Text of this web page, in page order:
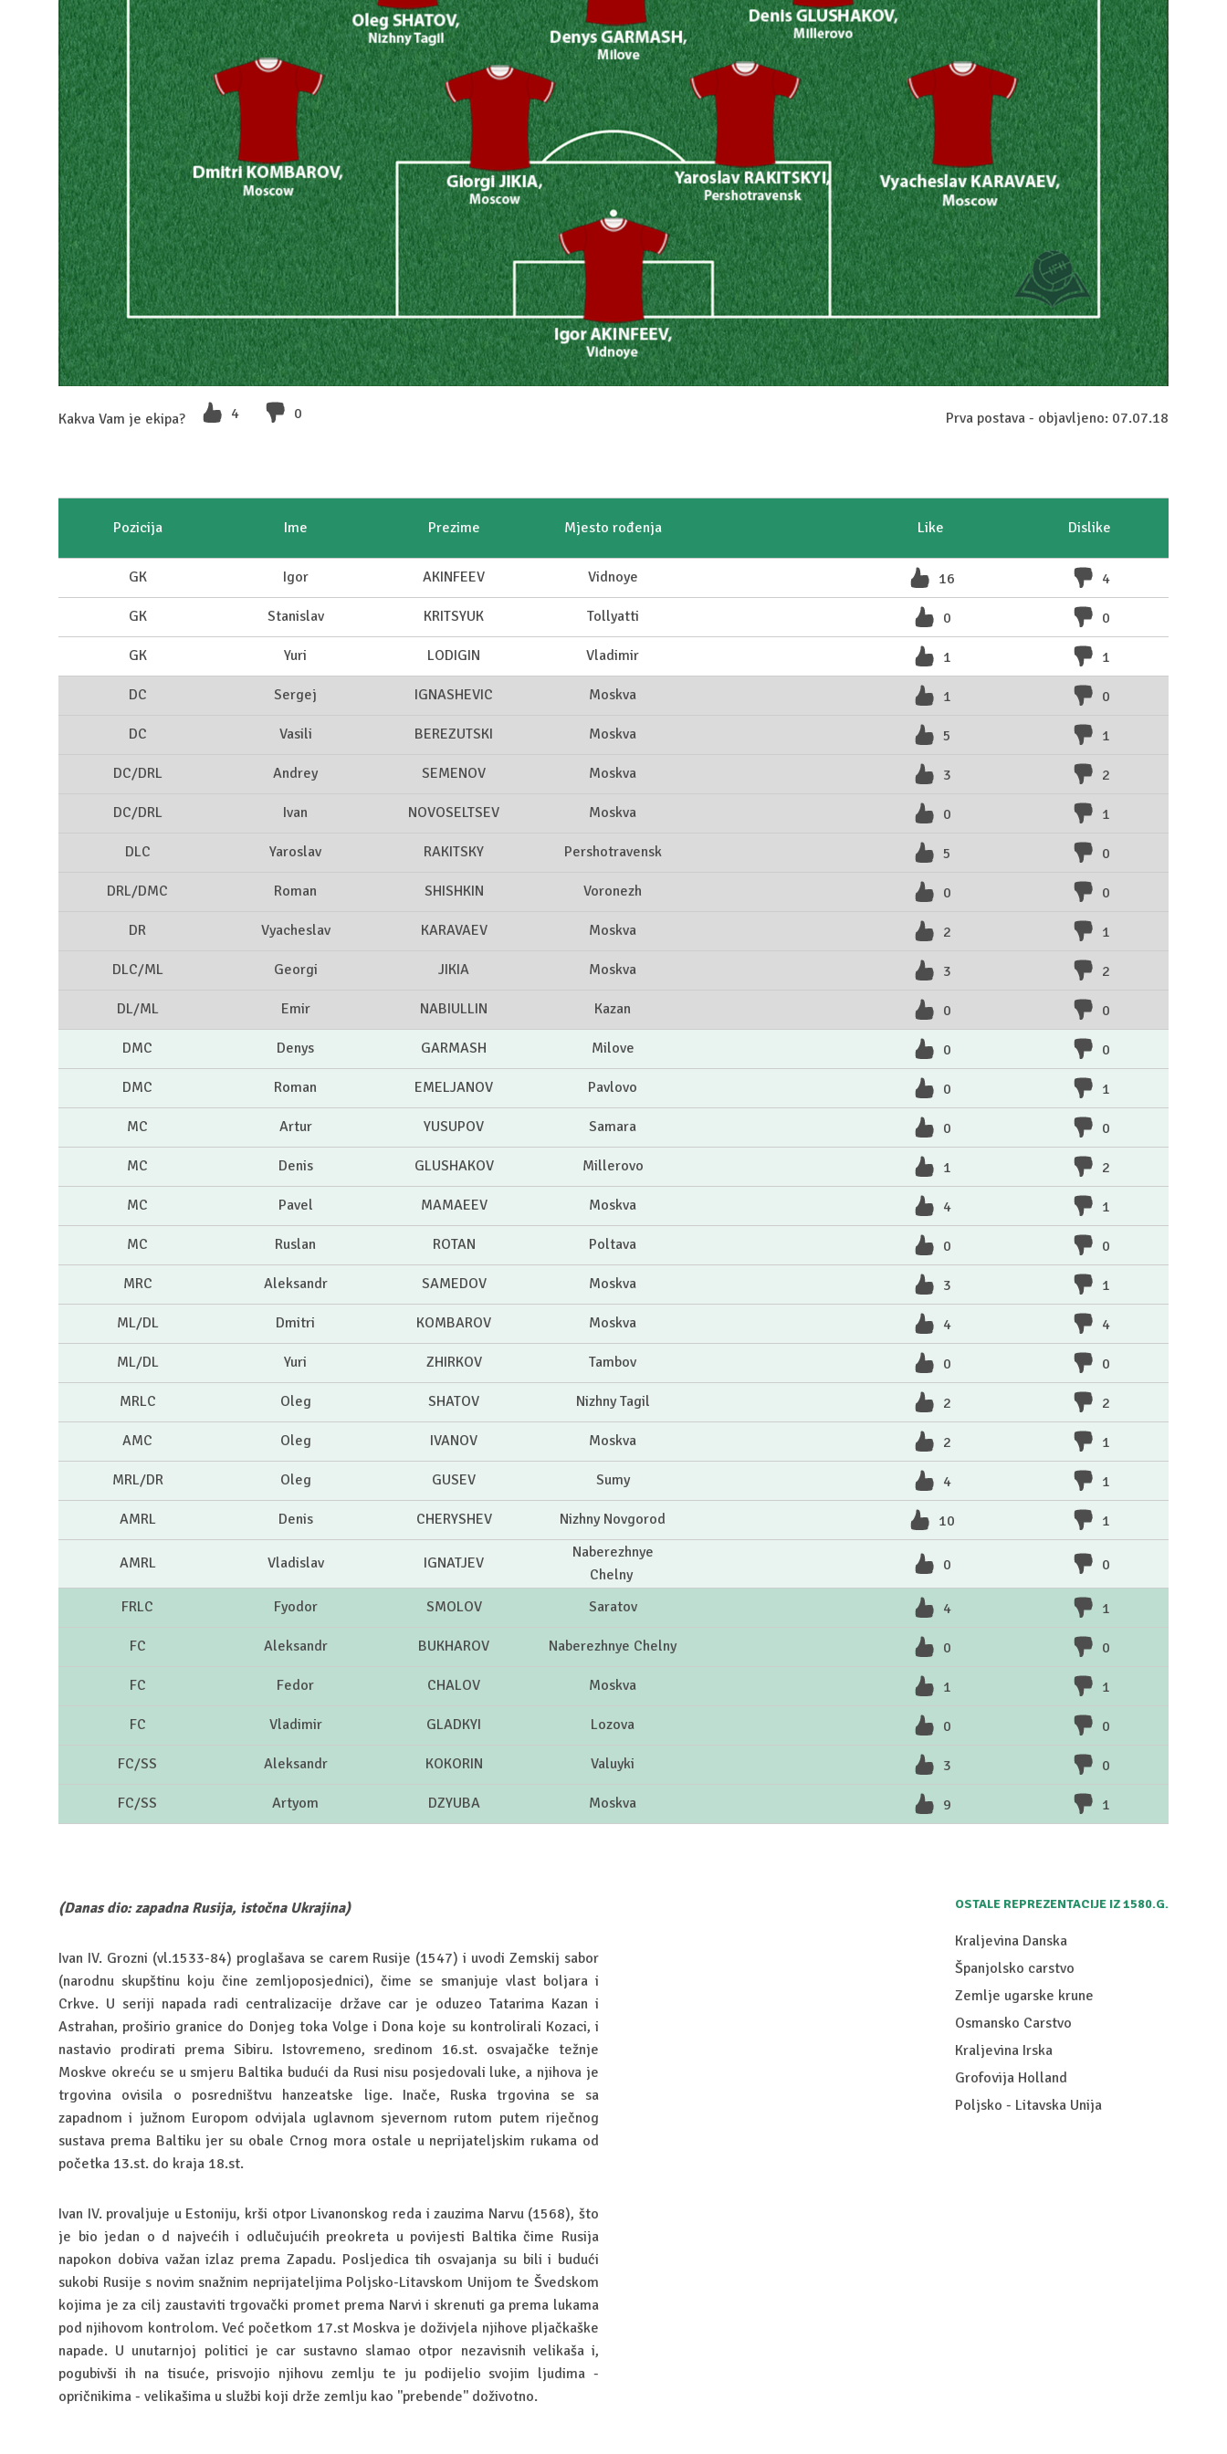
Kakva Vam je ekipa? 4 0 Prva postava - objavljeno: 07.07.18
Pozicija Ime Prezime Mjesto rođenja Like Dislike
GK Igor AKINFEEV Vidnoye 16 4
GK Stanislav KRITSYUK Tollyatti 0 0
GK Yuri LODIGIN Vladimir 1 1
DC Sergej IGNASHEVIC Moskva 1 0
DC Vasili BEREZUTSKI Moskva 5 1
DC/DRL Andrey SEMENOV Moskva 3 2
DC/DRL Ivan NOVOSELTSEV Moskva 0 1
DLC Yaroslav RAKITSKY Pershotravensk 5 0
DRL/DMC Roman SHISHKIN Voronezh 0 0
DR Vyacheslav KARAVAEV Moskva 2 1
DLC/ML Georgi JIKIA Moskva 3 2
DL/ML Emir NABIULLIN Kazan 0 0
DMC Denys GARMASH Milove 0 0
DMC Roman EMELJANOV Pavlovo 0 1
MC Artur YUSUPOV Samara 0 0
MC Denis GLUSHAKOV Millerovo 1 2
MC Pavel MAMAEEV Moskva 4 1
MC Ruslan ROTAN Poltava 0 0
MRC Aleksandr SAMEDOV Moskva 3 1
ML/DL Dmitri KOMBAROV Moskva 4 4
ML/DL Yuri ZHIRKOV Tambov 0 0
MRLC Oleg SHATOV Nizhny Tagil 2 2
AMC Oleg IVANOV Moskva 2 1
MRL/DR Oleg GUSEV Sumy 4 1
AMRL Denis CHERYSHEV Nizhny Novgorod 10 1
AMRL Vladislav IGNATJEV
Naberezhnye
Chelny
0 0
FRLC Fyodor SMOLOV Saratov 4 1
FC Aleksandr BUKHAROV Naberezhnye Chelny 0 0
FC Fedor CHALOV Moskva 1 1
FC Vladimir GLADKYI Lozova 0 0
FC/SS Aleksandr KOKORIN Valuyki 3 0
FC/SS Artyom DZYUBA Moskva 9 1
(Danas dio: zapadna Rusija, istočna Ukrajina)
Ivan IV. Grozni (vl.1533-84) proglašava se carem Rusije (1547) i uvodi Zemskij sabor
(narodnu skupštinu koju čine zemljoposjednici), čime se smanjuje vlast boljara i
Crkve. U seriji napada radi centralizacije države car je oduzeo Tatarima Kazan i
Astrahan, proširio granice do Donjeg toka Volge i Dona koje su kontrolirali Kozaci, i
nastavio prodirati prema Sibiru. Istovremeno, sredinom 16.st. osvajačke težnje
Moskve okreću se u smjeru Baltika budući da Rusi nisu posjedovali luke, a njihova je
trgovina ovisila o posredništvu hanzeatske lige. Inače, Ruska trgovina se sa
zapadnom i južnom Europom odvijala uglavnom sjevernom rutom putem riječnog
sustava prema Baltiku jer su obale Crnog mora ostale u neprijateljskim rukama od
početka 13.st. do kraja 18.st.
Ivan IV. provaljuje u Estoniju, krši otpor Livanonskog reda i zauzima Narvu (1568), što
je bio jedan o d najvećih i odlučujućih preokreta u povijesti Baltika čime Rusija
napokon dobiva važan izlaz prema Zapadu. Posljedica tih osvajanja su bili i budući
sukobi Rusije s novim snažnim neprijateljima Poljsko-Litavskom Unijom te Švedskom
kojima je za cilj zaustaviti trgovački promet prema Narvi i skrenuti ga prema lukama
pod njihovom kontrolom. Već početkom 17.st Moskva je doživjela njihove pljačkaške
napade. U unutarnjoj politici je car sustavno slamao otpor nezavisnih velikaša i,
pogubivši ih na tisuće, prisvojio njihovu zemlju te ju podijelio svojim ljudima -
opričnikima - velikašima u službi koji drže zemlju kao ''prebende'' doživotno.
OSTALE REPREZENTACIJE IZ 1580.G.
Kraljevina Danska
Španjolsko carstvo
Zemlje ugarske krune
Osmansko Carstvo
Kraljevina Irska
Grofovija Holland
Poljsko - Litavska Unija